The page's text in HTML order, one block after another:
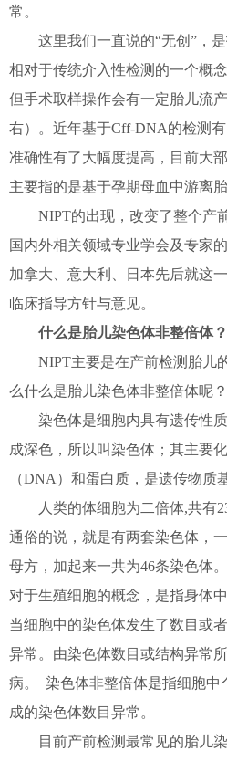
常。
这里我们一直说的“无创”，是
相对于传统介入性检测的一个概
但手术取样操作会有一定胎儿流
右）。近年基于Cff-DNA的检测
准确性有了大幅度提高，目前大
主要指的是基于孕期母血中游离
NIPT的出现，改变了整个产
国内外相关领域专业学会及专家
加拿大、意大利、日本先后就这
临床指导方针与意见。
什么是胎儿染色体非整倍体？
NIPT主要是在产前检测胎儿
么什么是胎儿染色体非整倍体呢？
染色体是细胞内具有遗传性质
成深色，所以叫染色体；其主要
（DNA）和蛋白质，是遗传物质
人类的体细胞为二倍体,共有23
通俗的说，就是有两套染色体，
母方，加起来一共为46条染色体
对于生殖细胞的概念，是指身体
当细胞中的染色体发生了数目或
异常。由染色体数目或结构异常
病。 染色体非整倍体是指细胞中
成的染色体数目异常。
目前产前检测最常见的胎儿染